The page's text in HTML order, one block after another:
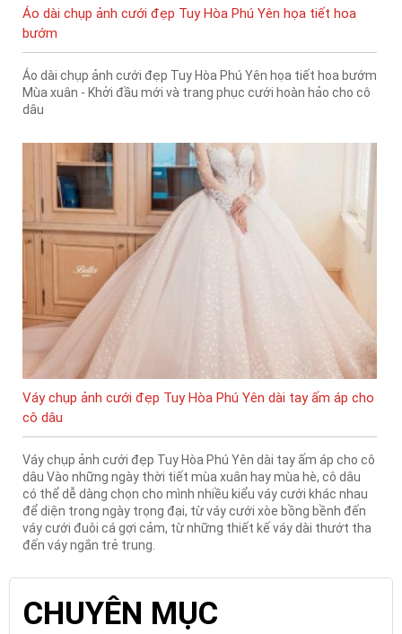
Áo dài chụp ảnh cưới đẹp Tuy Hòa Phú Yên họa tiết hoa
bướm
Áo dài chụp ảnh cưới đẹp Tuy Hòa Phú Yên họa tiết hoa bướm
Mùa xuân - Khởi đầu mới và trang phục cưới hoàn hảo cho cô
dâu
Váy chụp ảnh cưới đẹp Tuy Hòa Phú Yên dài tay ấm áp cho
cô dâu
Váy chụp ảnh cưới đẹp Tuy Hòa Phú Yên dài tay ấm áp cho cô
dâu Vào những ngày thời tiết mùa xuân hay mùa hè, cô dâu
có thể dễ dàng chọn cho mình nhiều kiểu váy cưới khác nhau
để diện trong ngày trọng đại, từ váy cưới xòe bồng bềnh đến
váy cưới đuôi cá gợi cảm, từ những thiết kế váy dài thướt tha
đến váy ngắn trẻ trung.
CHUYÊN MỤC